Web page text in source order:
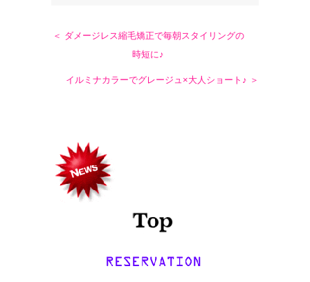
＜ ダメージレス縮毛矯正で毎朝スタイリングの
時短に♪
イルミナカラーでグレージュ×大人ショート♪ ＞